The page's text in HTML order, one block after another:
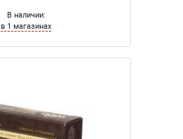
В наличии:
в 1 магазинах